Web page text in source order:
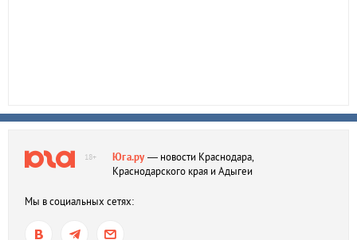
18+ Юга.ру— новости Краснодара,
Краснодарского края и Адыгеи
Мы в социальных сетях: